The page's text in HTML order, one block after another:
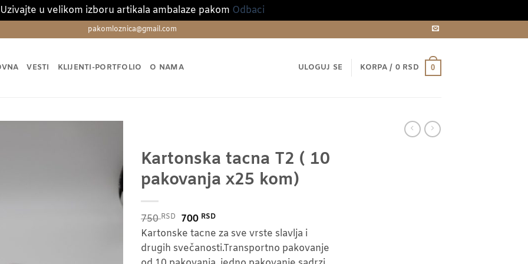
Uzivajte u velikom izboru artikala ambalaze pakom Odbaci
pakomloznica@gmail.com
VESTI KLIJENTI-PORTFOLIO O NAMA ULOGUJ SE KORPA / 0 RSD 0
Kartonska tacna T2 ( 10
pakovanja x25 kom)
750RSD
Originalna
cena
je
700 RSDTrenutna
cena
je:
Kartonske tacne za sve vrste slavlja i
drugih svečanosti.Transportno pakovanje